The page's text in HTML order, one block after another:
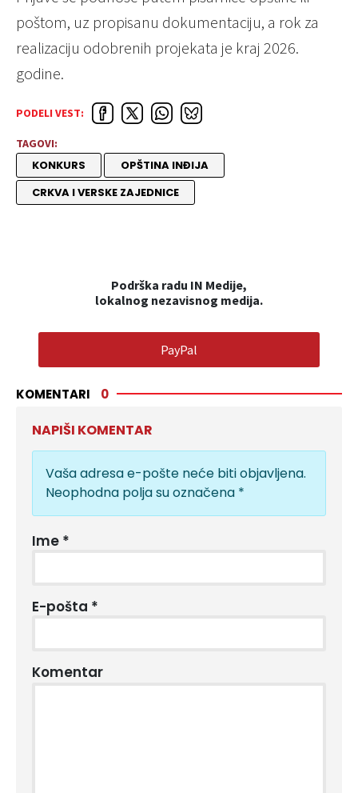
poštom, uz propisanu dokumentaciju, a rok za
realizaciju odobrenih projekata je kraj 2026.
godine.
PODELI VEST:
TAGOVI:
KONKURS
OPŠTINA INĐIJA
CRKVA I VERSKE ZAJEDNICE
Podrška radu IN Medije,
lokalnog nezavisnog medija.
PayPal
KOMENTARI 0
NAPIŠI KOMENTAR
Vaša adresa e-pošte neće biti objavljena.
Neophodna polja su označena *
Ime *
E-pošta *
Komentar